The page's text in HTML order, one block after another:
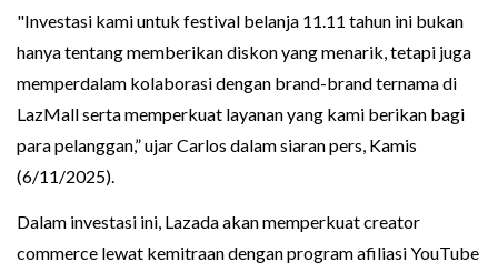
"Investasi kami untuk festival belanja 11.11 tahun ini bukan
hanya tentang memberikan diskon yang menarik, tetapi juga
memperdalam kolaborasi dengan brand-brand ternama di
LazMall serta memperkuat layanan yang kami berikan bagi
para pelanggan,” ujar Carlos dalam siaran pers, Kamis
(6/11/2025).
Dalam investasi ini, Lazada akan memperkuat creator
commerce lewat kemitraan dengan program afiliasi YouTube